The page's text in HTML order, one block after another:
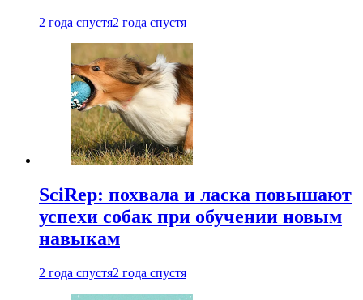
2 года спустя2 года спустя
SciRep: похвала и ласка повышают
успехи собак при обучении новым
навыкам
2 года спустя2 года спустя